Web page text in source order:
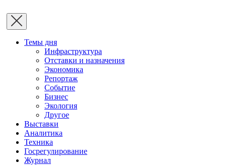
Темы дня
Инфраструктура
Отставки и назначения
Экономика
Репортаж
Событие
Бизнес
Экология
Другое
Выставки
Аналитика
Техника
Госрегулирование
Журнал